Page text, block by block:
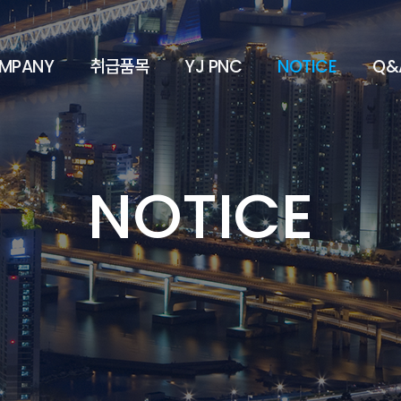
취급품목 YJ PNC NOTICE
NOTICE